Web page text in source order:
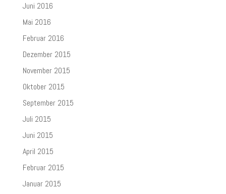
Juni 2016
Mai 2016
Februar 2016
Dezember 2015
November 2015
Oktober 2015
September 2015
Juli 2015
Juni 2015
April 2015
Februar 2015
Januar 2015